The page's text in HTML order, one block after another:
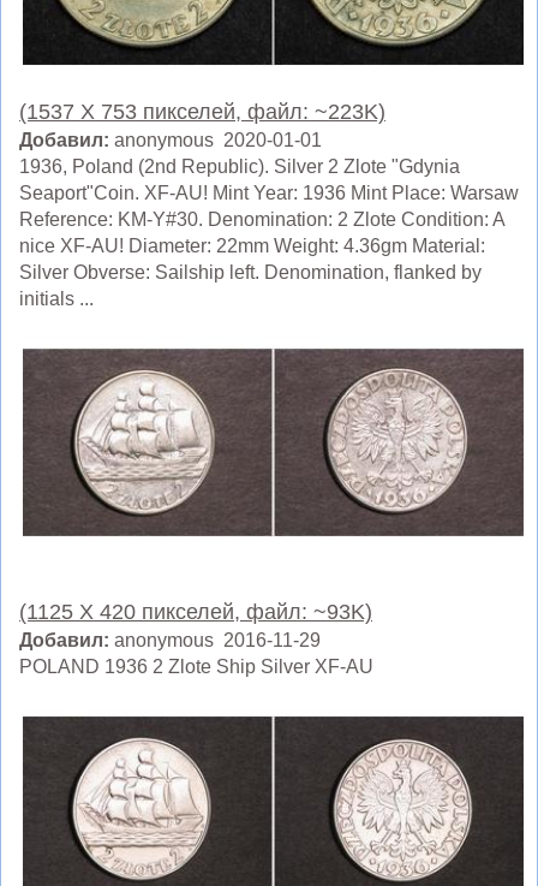
(1537 X 753 пикселей, файл: ~223K)
Добавил: anonymous 2020-01-01
1936, Poland (2nd Republic). Silver 2 Zlote "Gdynia
Seaport"Coin. XF-AU! Mint Year: 1936 Mint Place: Warsaw
Reference: KM-Y#30. Denomination: 2 Zlote Condition: A
nice XF-AU! Diameter: 22mm Weight: 4.36gm Material:
Silver Obverse: Sailship left. Denomination, flanked by
initials ...
(1125 X 420 пикселей, файл: ~93K)
Добавил: anonymous 2016-11-29
POLAND 1936 2 Zlote Ship Silver XF-AU